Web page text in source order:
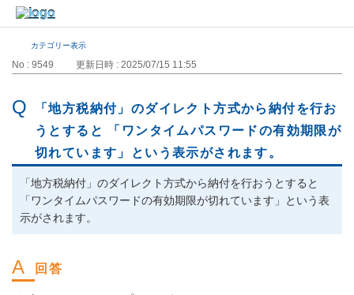
カテゴリー表示
No : 9549 更新日時 : 2025/07/15 11:55
「地方税納付」のダイレクト方式から納付を行お
うとすると 「ワンタイムパスワードの有効期限が
切れています」という表示がされます。
「地方税納付」のダイレクト方式から納付を行おうとすると
「ワンタイムパスワードの有効期限が切れています」という表
示がされます。